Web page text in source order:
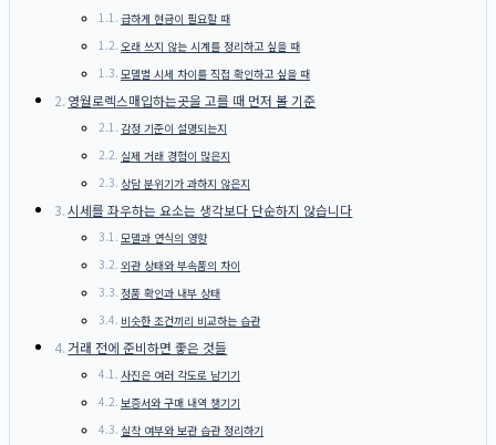
급하게 현금이 필요할 때
오래 쓰지 않는 시계를 정리하고 싶을 때
모델별 시세 차이를 직접 확인하고 싶을 때
영월로렉스매입하는곳을 고를 때 먼저 볼 기준
감정 기준이 설명되는지
실제 거래 경험이 많은지
상담 분위기가 과하지 않은지
시세를 좌우하는 요소는 생각보다 단순하지 않습니다
모델과 연식의 영향
외관 상태와 부속품의 차이
정품 확인과 내부 상태
비슷한 조건끼리 비교하는 습관
거래 전에 준비하면 좋은 것들
사진은 여러 각도로 남기기
보증서와 구매 내역 챙기기
실착 여부와 보관 습관 정리하기